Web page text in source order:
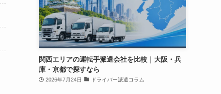
関西エリアの運転手派遣会社を比較｜大阪・兵
庫・京都で探すなら
2026年7月24日 ドライバー派遣コラム